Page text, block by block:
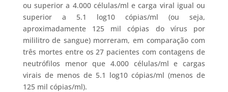
ou superior a 4.000 células/ml e carga viral igual ou
superior a 5.1 log10 cópias/ml (ou seja,
aproximadamente 125 mil cópias do vírus por
mililitro de sangue) morreram, em comparação com
três mortes entre os 27 pacientes com contagens de
neutrófilos menor que 4.000 células/ml e cargas
virais de menos de 5.1 log10 cópias/ml (menos de
125 mil cópias/ml).